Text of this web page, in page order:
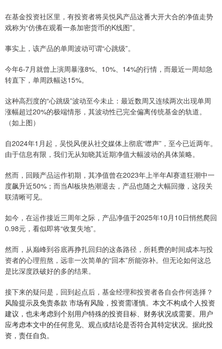
在基金投资社区里，有投资者将吴悦风产品这番大开大合的净值走势
戏称为“仿佛在观看一条加密货币的K线图”。
事实上，该产品的单周波动可谓“心跳级”。
今年6-7月就曾上演周暴涨8%、10%、14%的行情，而最近一周却急
转直下，单周跌幅达15%。
这种高烈度的“心跳级”波动至今未止：最近数周又连续两次出现单周
涨幅超过20%的极端情形，其波动性已完全偏离传统基金的轨道。
（如上图）
自2024年1月起，吴悦风便从社交媒体上彻底“噤声”，至今已近两年。
由于信息有限，我们无从知晓其近期净值大幅波动的具体策略。
然而，回顾产品运作初期，其净值曾在2023年上半年AI赛道狂潮中一
度飙升近50%；而当AI板块热潮退去，产品也随之大幅回撤，这段关
联清晰可见。
如今，在运作接近三周年之际，产品净值于2025年10月10日悄然爬回
0.98元，看似即将“收复失地”。
然而，从巅峰到谷底再挣扎回归的这条路径，所耗费的时间成本与投
资者的心理煎熬，远非一次简单的“回本”所能弥补。但无论如何这总
是比深度跌破好的多的结果。
接下来的疑问是，回到起点后，基金经理和投资者各自会作何选择？
风险提示及免责条款 市场有风险，投资需谨慎。本文不构成个人投资
建议，也未考虑到个别用户特殊的投资目标、财务状况或需要。用户
应考虑本文中的任何意见、观点或结论是否符合其特定状况。据此投
资，责任自负。